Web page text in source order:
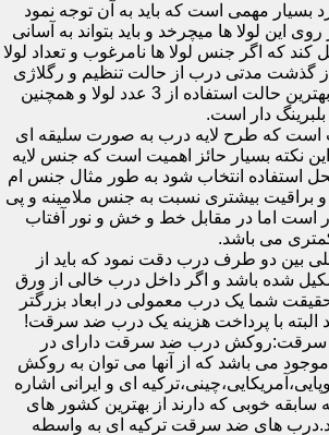
بسیار مهمی است که باید به آن توجه نمود
این لولا ها میچرخد و باید بتواند به آسانی
که اگر جنس لولا ها نامرغوب و تعداد لولا
گذشت مدتی درب از حالت تنظیم و رگلاژی
خارج میشود که بهترین حالت استفاده از 3 عدد لولا و همچنین
بلبرینگ دار است.
که طرح لایه درب به صورت سلیقه ای
این نکته بسیار حائز اهمیت است که جنس لایه
استفاده انتخاب شود به طور مثال جنس ام
و براقیت بیشتری نسبت به جنس ملامینه و پی
است اما در مقابل خط و خش و نور آفتاب
می باشد.
بین دو طرف درب دقت نمود که باید از
شده باشد و اگر داخل درب خالی از ورق
شما یک درب معمولی در ابعاد بزرگتر
البته با پرداخت هزینه یک درب ضد سرقت!
درب ضد سرقت دارای در
موجود می باشد که از آنها می توان به روکش
ای و ایرانی اشاره
خوبی که دارند از بهترین کشور های
های ضد سرقت ترکیه ای به واسطه